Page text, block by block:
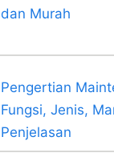
dan Murah
Pengertian
Fungsi, Jenis,
Penjelasan